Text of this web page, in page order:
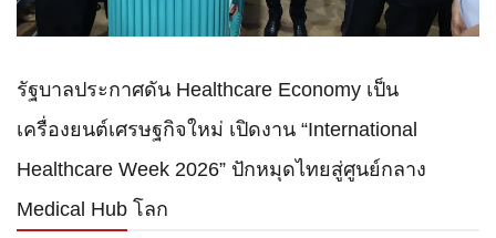
รัฐบาลประกาศดัน Healthcare Economy เป็น
เครื่องยนต์เศรษฐกิจใหม่ เปิดงาน “International
Healthcare Week 2026” ปักหมุดไทยสู่ศูนย์กลาง
Medical Hub โลก